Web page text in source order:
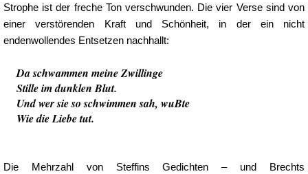
Strophe ist der freche Ton verschwunden. Die vier Verse sind von
einer verstörenden Kraft und Schönheit, in der ein nicht
endenwollendes Entsetzen nachhallt:
Da schwammen meine Zwillinge
Stille im dunklen Blut.
Und wer sie so schwimmen sah, wuBte
Wie die Liebe tut.
Die Mehrzahl von Steffins Gedichten – und Brechts